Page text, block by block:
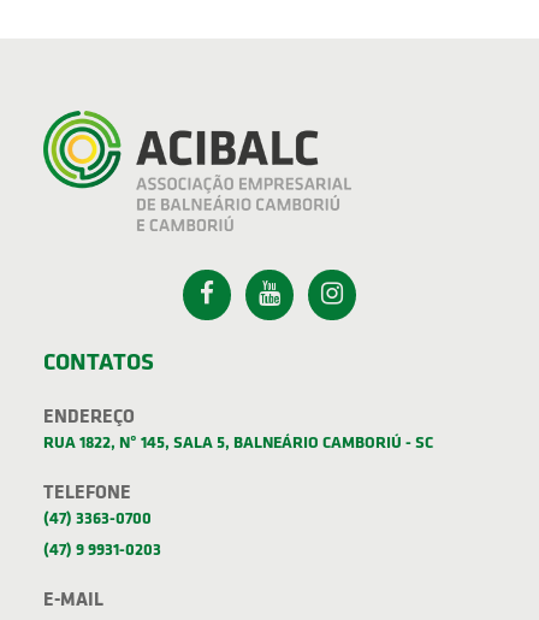
CONTATOS
ENDEREÇO
RUA 1822, Nº 145, SALA 5, BALNEÁRIO CAMBORIÚ - SC
TELEFONE
(47) 3363-0700
(47) 9 9931-0203
E-MAIL